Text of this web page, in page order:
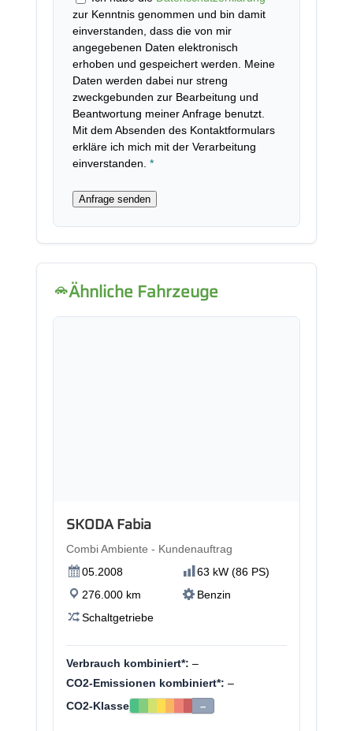
zur Kenntnis genommen und bin damit
einverstanden, dass die von mir
angegebenen Daten elektronisch
erhoben und gespeichert werden. Meine
Daten werden dabei nur streng
zweckgebunden zur Bearbeitung und
Beantwortung meiner Anfrage benutzt.
Mit dem Absenden des Kontaktformulars
erkläre ich mich mit der Verarbeitung
einverstanden. *
Anfrage senden
Ähnliche Fahrzeuge
SKODA Fabia
Combi Ambiente - Kundenauftrag
05.2008
63 kW (86 PS)
276.000 km
Benzin
Schaltgetriebe
Verbrauch kombiniert*: –
CO2-Emissionen kombiniert*: –
CO2-Klasse
–